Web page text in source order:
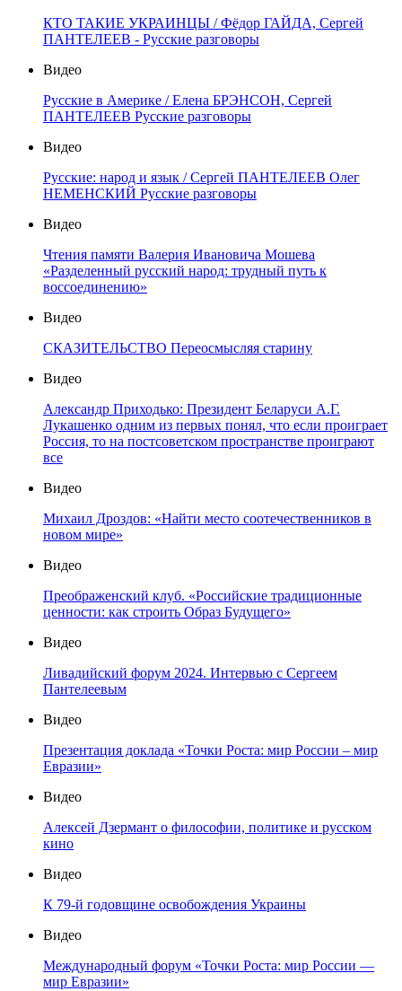
КТО ТАКИЕ УКРАИНЦЫ / Фёдор ГАЙДА, Сергей
ПАНТЕЛЕЕВ - Русские разговоры
Видео
Русские в Америке / Елена БРЭНСОН, Сергей
ПАНТЕЛЕЕВ Русские разговоры
Видео
Русские: народ и язык / Сергей ПАНТЕЛЕЕВ Олег
НЕМЕНСКИЙ Русские разговоры
Видео
Чтения памяти Валерия Ивановича Мошева
«Разделенный русский народ: трудный путь к
воссоединению»
Видео
СКАЗИТЕЛЬСТВО Переосмысляя старину
Видео
Александр Приходько: Президент Беларуси А.Г.
Лукашенко одним из первых понял, что если проиграет
Россия, то на постсоветском пространстве проиграют
все
Видео
Михаил Дроздов: «Найти место соотечественников в
новом мире»
Видео
Преображенский клуб. «Российские традиционные
ценности: как строить Образ Будущего»
Видео
Ливадийский форум 2024. Интервью с Сергеем
Пантелеевым
Видео
Презентация доклада «Точки Роста: мир России – мир
Евразии»
Видео
Алексей Дзермант о философии, политике и русском
кино
Видео
К 79-й годовщине освобождения Украины
Видео
Международный форум «Точки Роста: мир России —
мир Евразии»